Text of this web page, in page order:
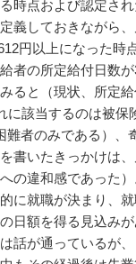
時点および認定さ
義しておきながら
円以上になった時
者の所定給付日数
ると（現状、所定
に該当するのは被保
難者のみである）、
書いたきっかけは
の違和感であった
に就職が決まり、
日額を得る見込みが
話が通っているが